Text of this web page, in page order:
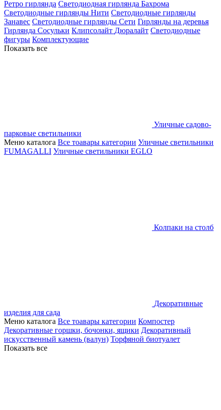
Ретро гирлянда Светодиодная гирлянда Бахрома
Светодиодные гирлянды Нити Светодиодные гирлянды
Занавес Светодиодные гирлянды Сети Гирлянды на деревья
Гирлянда Сосульки Клипсолайт Дюралайт Светодиодные
фигуры Комплектующие
Показать все
Уличные садово-
парковые светильники
Меню каталога Все тоавары категории Уличные светильники
FUMAGALLI Уличные светильники EGLO
Колпаки на столб
Декоративные
изделия для сада
Меню каталога Все тоавары категории Компостер
Декоративные горшки, бочонки, ящики Декоративный
искусственный камень (валун) Торфяной биотуалет
Показать все